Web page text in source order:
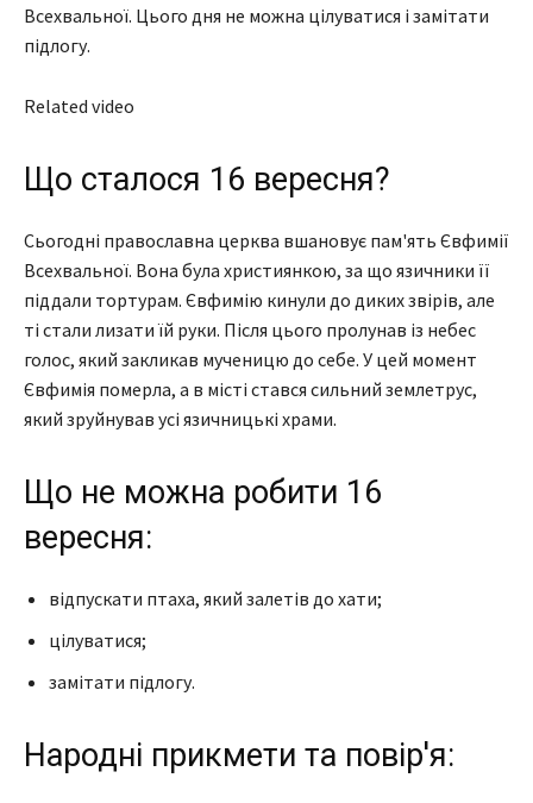
Всехвальної. Цього дня не можна цілуватися і замітати
підлогу.
Related video
Що сталося 16 вересня?
Сьогодні православна церква вшановує пам'ять Євфимії
Всехвальної. Вона була християнкою, за що язичники її
піддали тортурам. Євфимію кинули до диких звірів, але
ті стали лизати їй руки. Після цього пролунав із небес
голос, який закликав мученицю до себе. У цей момент
Євфимія померла, а в місті стався сильний землетрус,
який зруйнував усі язичницькі храми.
Що не можна робити 16
вересня:
відпускати птаха, який залетів до хати;
цілуватися;
замітати підлогу.
Народні прикмети та повір'я: